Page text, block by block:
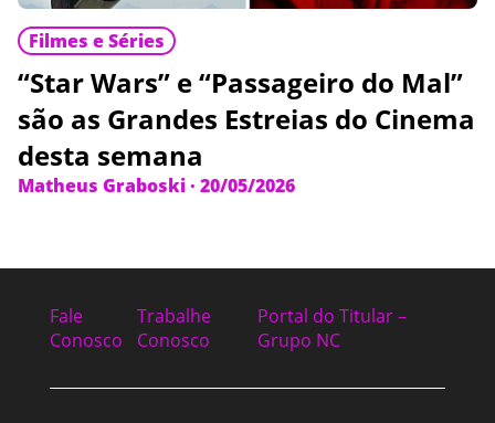
Filmes e Séries
“Star Wars” e “Passageiro do Mal”
são as Grandes Estreias do Cinema
desta semana
Matheus Graboski· 20/05/2026
Fale
Conosco
Trabalhe
Conosco
Portal do Titular –
Grupo NC